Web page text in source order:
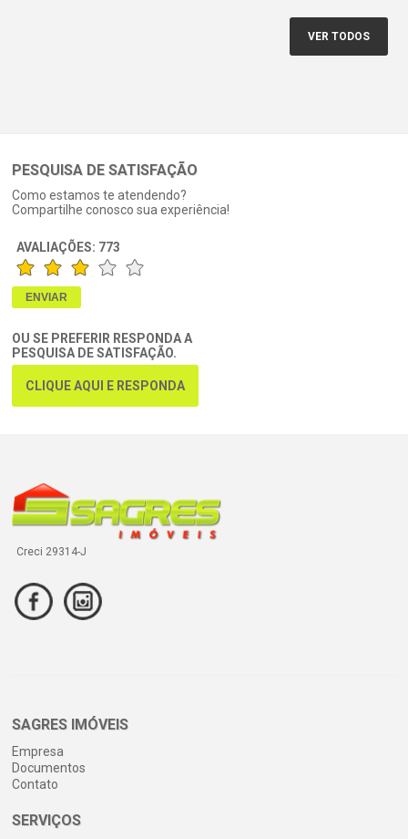
VER TODOS
PESQUISA DE SATISFAÇÃO
Como estamos te atendendo?
Compartilhe conosco sua experiência!
AVALIAÇÕES: 773
OU SE PREFERIR RESPONDA A
PESQUISA DE SATISFAÇÃO.
CLIQUE AQUI E RESPONDA
Creci 29314-J
SAGRES IMÓVEIS
Empresa
Documentos
Contato
SERVIÇOS